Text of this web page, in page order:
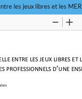
les jeux libres et les MER